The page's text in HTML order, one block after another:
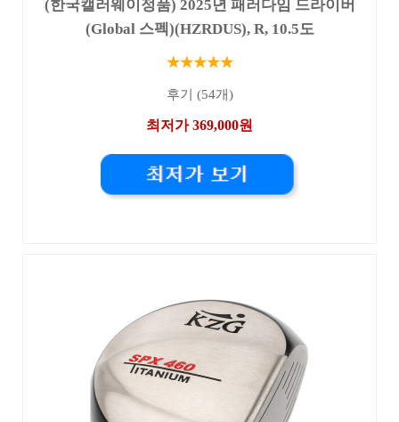
(한국캘러웨이정품) 2025년 패러다임 드라이버
(Global 스펙)(HZRDUS), R, 10.5도
★★★★★
후기 (54개)
최저가 369,000원